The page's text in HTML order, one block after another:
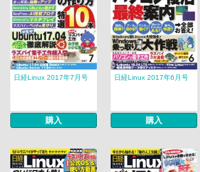
日経Linux 2017年7月号
購入
日経Linux 2017年6月号
購入